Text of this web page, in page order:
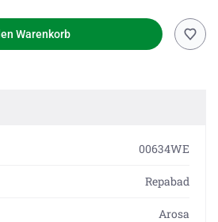
Warenkorb
00634WE
Repabad
Arosa